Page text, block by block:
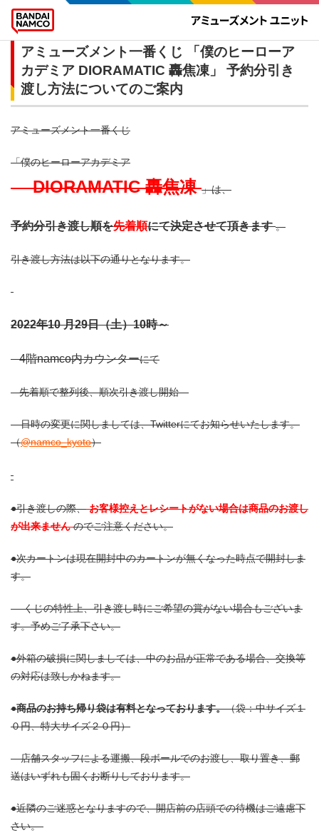
アミューズメント一番くじ 「僕のヒーローア
カデミア DIORAMATIC 轟焦凍」 予約分引き
渡し方法についてのご案内
アミューズメント一番くじ
「僕のヒーローアカデミア
DIORAMATIC 轟焦凍 」は、
予約分引き渡し順を先着順にて決定させて頂きます 。
引き渡し方法は以下の通りとなります。
2022年10 月29日（土）10時～
4階namco内カウンターにて
先着順で整列後、順次引き渡し開始
日時の変更に関しましては、Twitterにてお知らせいたします。
（@namco_kyoto）
●引き渡しの際、 お客様控えとレシートがない場合は商品のお渡し
が出来ません のでご注意ください。
●次カートンは現在開封中のカートンが無くなった時点で開封しま
す。
くじの特性上、引き渡し時にご希望の賞がない場合もございま
す。予めご了承下さい。
●外箱の破損に関しましては、中のお品が正常である場合、交換等
の対応は致しかねます。
●商品のお持ち帰り袋は有料となっております。（袋：中サイズ１
０円、特大サイズ２０円）
店舗スタッフによる運搬、段ボールでのお渡し、取り置き、郵
送はいずれも固くお断りしております。
●近隣のご迷惑となりますので、開店前の店頭での待機はご遠慮下
さい。